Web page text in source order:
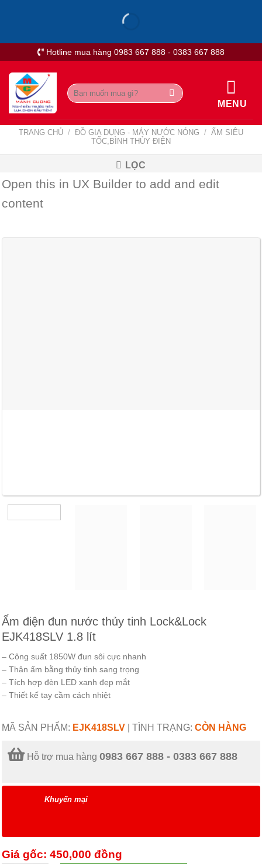
Hotline mua hàng 0983 667 888 - 0383 667 888
Tìm
kiếm:
MENU
TRANG CHỦ / ĐỒ GIA DỤNG - MÁY NƯỚC NÓNG / ẤM SIÊU
TỐC,BÌNH THỦY ĐIỆN
LỌC
Open this in UX Builder to add and edit
content
Ấm điện đun nước thủy tinh Lock&Lock
EJK418SLV 1.8 lít
– Công suất 1850W đun sôi cực nhanh
– Thân ấm bằng thủy tinh sang trọng
– Tích hợp đèn LED xanh đẹp mắt
– Thiết kế tay cầm cách nhiệt
MÃ SẢN PHẨM: EJK418SLV TÌNH TRẠNG: CÒN HÀNG
Hỗ trợ mua hàng 0983 667 888 - 0383 667 888
Khuyến mại
Giá gốc: 450,000 đồng